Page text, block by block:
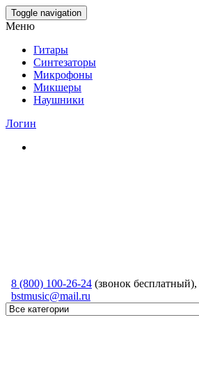
Skip
to
content
Toggle navigation
Меню
Гитары
Синтезаторы
Микрофоны
Микшеры
Наушники
Логин
8 (800) 100-26-24 (звонок бесплатный),
bstmusic@mail.ru